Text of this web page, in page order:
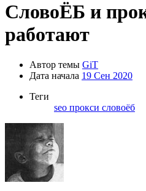
СловоЁБ и
работают
Автор темы GiT
Дата начала 19 Сен 2020
Теги
seo прокси словоёб